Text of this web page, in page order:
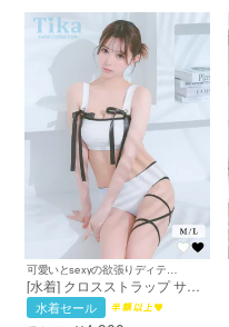
[水着] クロスストラップ サテ
ンリボン パイピング ビスチェ
ヘルシー ギャル ビキニ 白 ホ
水着セール